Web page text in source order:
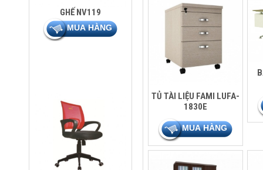
GHẾ NV119
TỦ TÀI LIỆU FAMI LUFA-
1830E